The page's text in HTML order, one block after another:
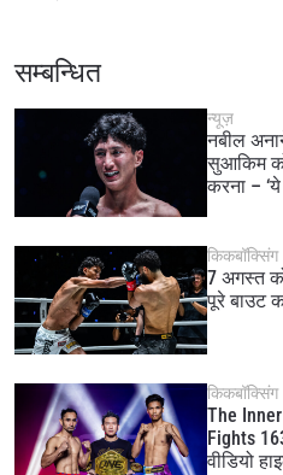
सम्बन्धित
न्यूज़
नबील
सुआकिम
करना – ‘ये
किकबॉक्सिंग
7 अगस्त
पूरे बाउट
किकबॉक्सिंग
The
Fights
वीडियो